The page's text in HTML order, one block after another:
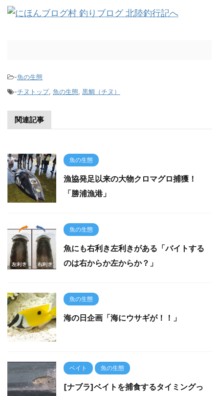
-魚の生態
-チヌトップ, 魚の生態, 黒鯛（チヌ）
関連記事
魚の生態
漁協発足以来の大物クロマグロ捕獲！
「勝浦漁港」
魚の生態
魚にも右利き左利きがある「バイトする
のは右からか左からか？」
魚の生態
海の日企画「海にウサギが！！」
ベイト 魚の生態
[ナブラ]ベイトを捕食するタイミングっ